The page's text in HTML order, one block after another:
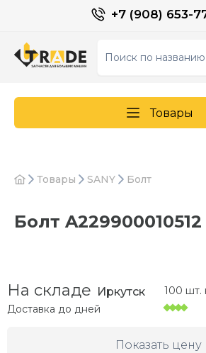
+7 (908) 653-
Товары
Товары SANY Болт
Болт A229900010512
На складе Иркутск
Доставка до дней
100 шт.
Показать цену